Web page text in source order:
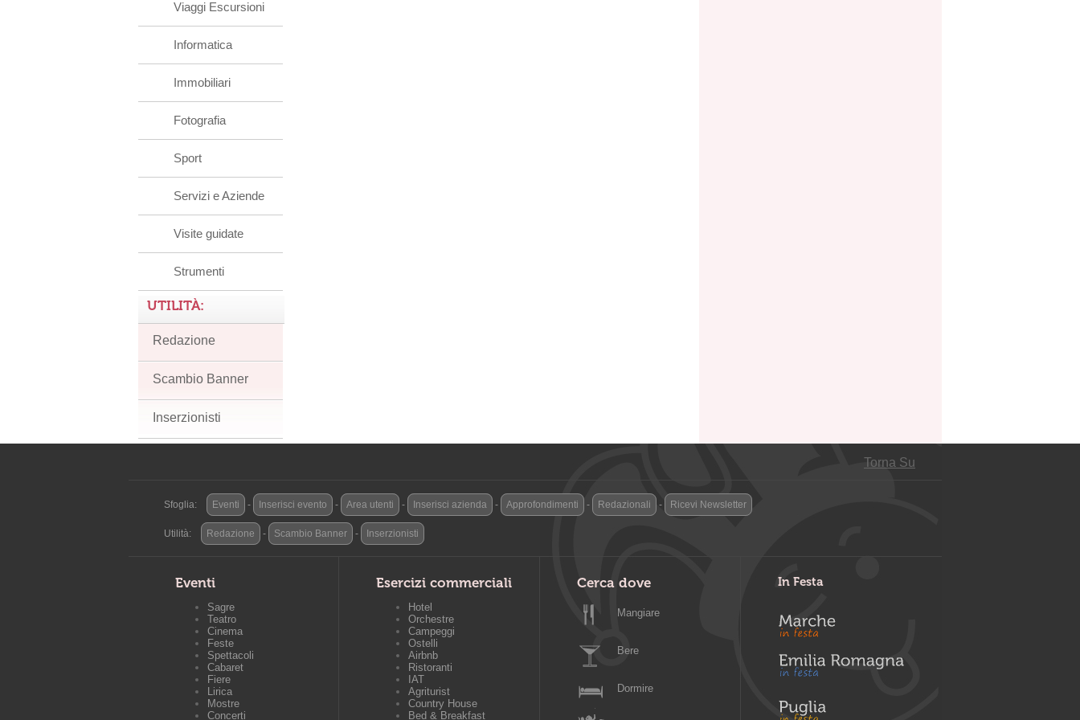
Viaggi Escursioni
Informatica
Immobiliari
Fotografia
Sport
Servizi e Aziende
Visite guidate
Strumenti
UTILITÀ:
Redazione
Scambio Banner
Inserzionisti
Torna Su
Sfoglia: Eventi - Inserisci evento - Area utenti - Inserisci azienda - Approfondimenti - Redazionali - Ricevi Newsletter
Utilità: Redazione - Scambio Banner - Inserzionisti
Eventi
Sagre
Teatro
Cinema
Feste
Spettacoli
Cabaret
Fiere
Lirica
Mostre
Concerti
Esercizi commerciali
Hotel
Orchestre
Campeggi
Ostelli
Airbnb
Ristoranti
IAT
Agriturist
Country House
Bed & Breakfast
Cerca dove
Mangiare
Bere
Dormire
In Festa